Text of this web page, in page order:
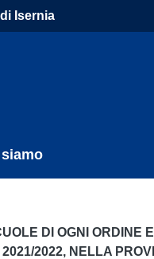
Isernia
DI OGNI ORDINE
2022, NELLA